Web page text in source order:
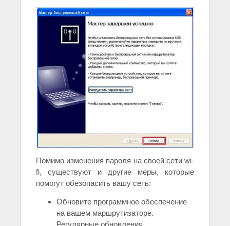
Помимо изменения пароля на своей сети wi-
fi, существуют и другие меры, которые
помогут обезопасить вашу сеть:
Обновите программное обеспечение
на вашем маршрутизаторе.
Регулярные обновления